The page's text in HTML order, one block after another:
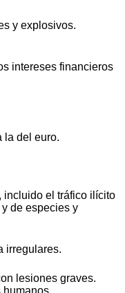
y explosivos.
intereses financieros
la del euro.
incluido el tráfico ilícito
de especies y
irregulares.
lesiones graves.